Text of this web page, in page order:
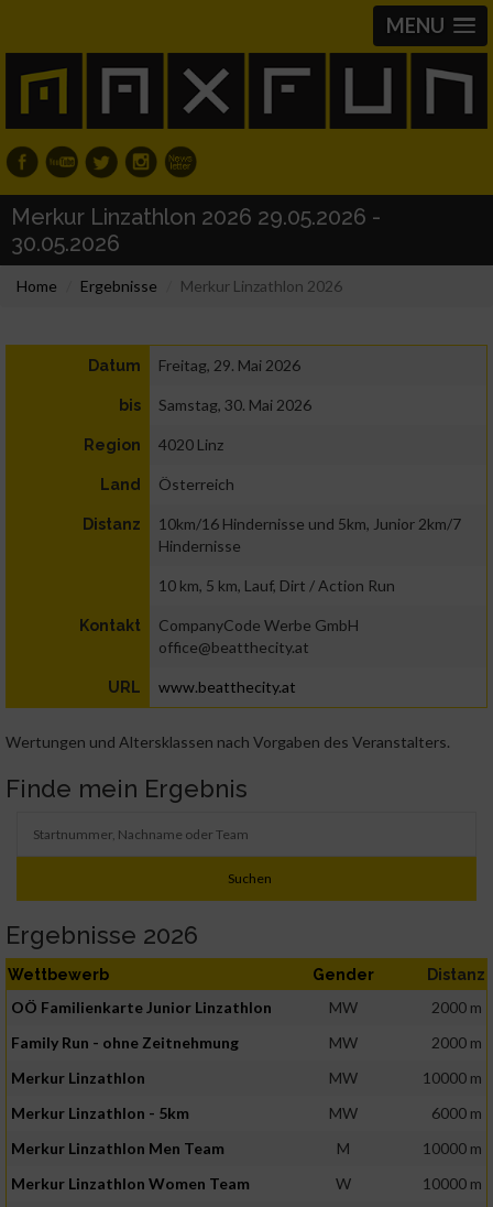
MENU
Merkur Linzathlon 2026 29.05.2026 -
30.05.2026
Home Ergebnisse Merkur Linzathlon 2026
Datum Freitag, 29. Mai 2026
bis Samstag, 30. Mai 2026
Region 4020 Linz
Land Österreich
Distanz
10km/16 Hindernisse und 5km, Junior 2km/7
Hindernisse
10 km, 5 km, Lauf, Dirt / Action Run
Kontakt
CompanyCode Werbe GmbH
office@beatthecity.at
URL www.beatthecity.at
Wertungen und Altersklassen nach Vorgaben des Veranstalters.
Finde mein Ergebnis
Ergebnisse 2026
Wettbewerb Gender Distanz
OÖ Familienkarte Junior Linzathlon MW
2000 m
Family Run - ohne Zeitnehmung
MW
2000 m
Merkur Linzathlon
MW
10000 m
Merkur Linzathlon - 5km
MW
6000 m
Merkur Linzathlon Men Team
M
10000 m
Merkur Linzathlon Women Team
W
10000 m